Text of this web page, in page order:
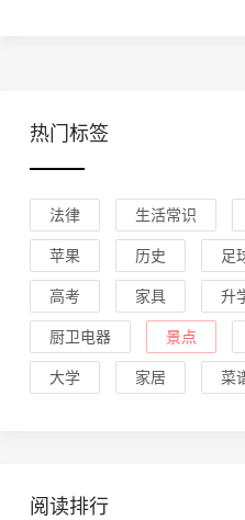
热门标签
法律 生活常识
苹果 历史 足
高考 家具 升
厨卫电器 景点
大学 家居 菜
阅读排行